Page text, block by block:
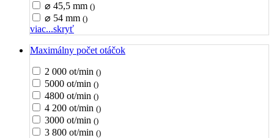
⌀ 45,5 mm ()
⌀ 54 mm ()
viac...skryť
Maximálny počet otáčok
2 000 ot/min ()
5000 ot/min ()
4800 ot/min ()
4 200 ot/min ()
3000 ot/min ()
3 800 ot/min ()